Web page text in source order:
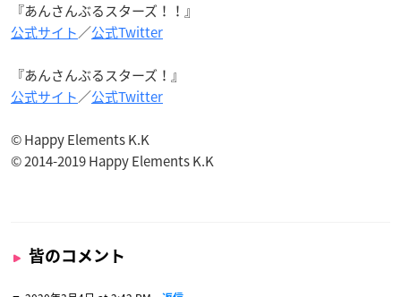
『あんさんぶるスターズ！！』
公式サイト／公式Twitter
『あんさんぶるスターズ！』
公式サイト／公式Twitter
© Happy Elements K.K
© 2014-2019 Happy Elements K.K
皆のコメント